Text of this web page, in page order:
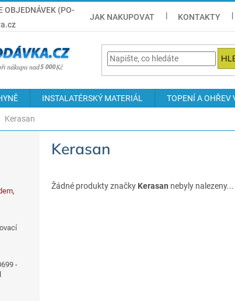
OBJEDNÁVEK (PO-
JAK NAKUPOVAT KONTAKTY
INSTALATÉRSKÝ MATERIÁL TOPENÍ A OHŘEV
Kerasan
-
Kerasan
Žádné produkty značky Kerasan nebyly nalezeny...